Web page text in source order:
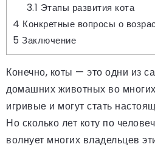
3.1 Этапы развития кота
4 Конкретные вопросы о
5 Заключение
Конечно, коты — это одни из
домашних животных во
игривые и могут стать
Но сколько лет коту по
волнует многих владельцев